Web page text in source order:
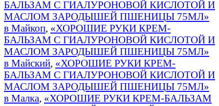
БАЛЬЗАМ С ГИАЛУРОНОВОЙ КИСЛОТОЙ И
МАСЛОМ ЗАРОДЫШЕЙ ПШЕНИЦЫ 75МЛ»
в Майкоп, «ХОРОШИЕ РУКИ КРЕМ-
БАЛЬЗАМ С ГИАЛУРОНОВОЙ КИСЛОТОЙ И
МАСЛОМ ЗАРОДЫШЕЙ ПШЕНИЦЫ 75МЛ»
в Майский, «ХОРОШИЕ РУКИ КРЕМ-
БАЛЬЗАМ С ГИАЛУРОНОВОЙ КИСЛОТОЙ И
МАСЛОМ ЗАРОДЫШЕЙ ПШЕНИЦЫ 75МЛ»
в Малка, «ХОРОШИЕ РУКИ КРЕМ-БАЛЬЗАМ